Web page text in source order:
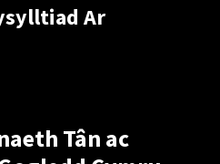
Ar
Tân ac